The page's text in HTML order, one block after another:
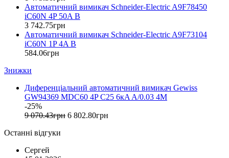
ETREL (Словенія)
Evrosvet (Україна)
Extherm (Німеччина)
F&F (Польща)
FRER (Італія)
FS (Україна)
Galkat (Україна)
GENERICA (Китай)
Gewiss (Італія)
Ginlong Solis (Китай)
Hager (Німеччина)
Haupa (Німеччина)
Автоматичний вимикач Schneider-Electric A9F78450
iC60N 4P 50A B
3 742.75грн
Автоматичний вимикач Schneider-Electric A9F73104
iC60N 1P 4A B
584.06грн
Знижки
Диференціальний автоматичний вимикач Gewiss
GW94369 MDC60 4P C25 6кA A/0.03 4M
-25%
9 070.43грн 6 802.80грн
Останні відгуки
Сергей